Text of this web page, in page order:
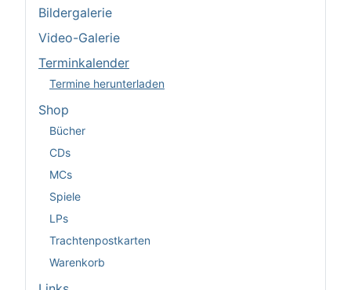
Bildergalerie
Video-Galerie
Terminkalender
Termine herunterladen
Shop
Bücher
CDs
MCs
Spiele
LPs
Trachtenpostkarten
Warenkorb